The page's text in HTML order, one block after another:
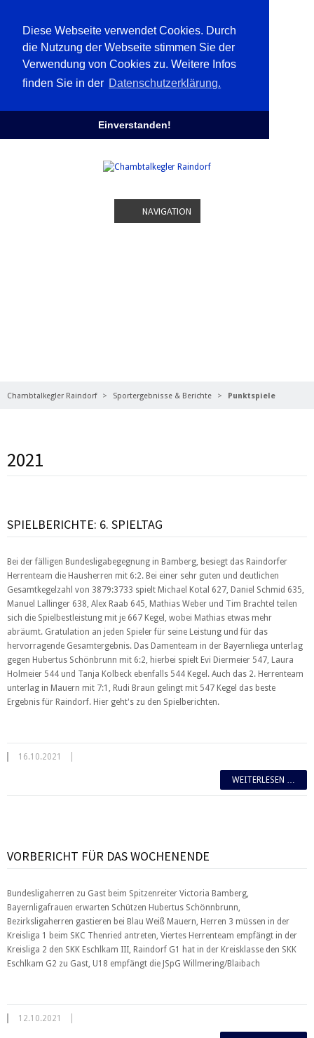
Diese Webseite verwendet Cookies. Durch
die Nutzung der Webseite stimmen Sie der
Verwendung von Cookies zu. Weitere Infos
finden Sie in der Datenschutzerklärung.
Einverstanden!
NAVIGATION
Chambtalkegler Raindorf Sportergebnisse & Berichte Punktspiele
2021
SPIELBERICHTE: 6. SPIELTAG
Bei der fälligen Bundesligabegegnung in Bamberg, besiegt das Raindorfer
Herrenteam die Hausherren mit 6:2. Bei einer sehr guten und deutlichen
Gesamtkegelzahl von 3879:3733 spielt Michael Kotal 627, Daniel Schmid 635,
Manuel Lallinger 638, Alex Raab 645, Mathias Weber und Tim Brachtel teilen
sich die Spielbestleistung mit je 667 Kegel, wobei Mathias etwas mehr
abräumt. Gratulation an jeden Spieler für seine Leistung und für das
hervorragende Gesamtergebnis. Das Damenteam in der Bayernliega unterlag
gegen Hubertus Schönbrunn mit 6:2, hierbei spielt Evi Diermeier 547, Laura
Holmeier 544 und Tanja Kolbeck ebenfalls 544 Kegel. Auch das 2. Herrenteam
unterlag in Mauern mit 7:1, Rudi Braun gelingt mit 547 Kegel das beste
Ergebnis für Raindorf. Hier geht's zu den Spielberichten.
16.10.2021
WEITERLESEN …
VORBERICHT FÜR DAS WOCHENENDE
Bundesligaherren zu Gast beim Spitzenreiter Victoria Bamberg,
Bayernligafrauen erwarten Schützen Hubertus Schönnbrunn,
Bezirksligaherren gastieren bei Blau Weiß Mauern, Herren 3 müssen in der
Kreisliga 1 beim SKC Thenried antreten, Viertes Herrenteam empfängt in der
Kreisliga 2 den SKK Eschlkam III, Raindorf G1 hat in der Kreisklasse den SKK
Eschlkam G2 zu Gast, U18 empfängt die JSpG Willmering/Blaibach
12.10.2021